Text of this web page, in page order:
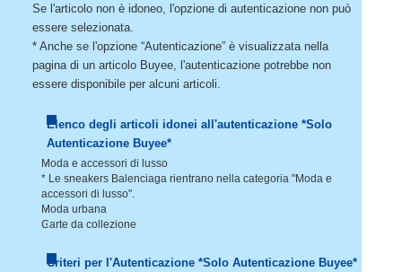
Se l'articolo non è idoneo, l'opzione di autenticazione non può
essere selezionata.
* Anche se l'opzione “Autenticazione” è visualizzata nella
pagina di un articolo Buyee, l'autenticazione potrebbe non
essere disponibile per alcuni articoli.
Elenco degli articoli idonei all'autenticazione *Solo
Autenticazione Buyee*
Moda e accessori di lusso
* Le sneakers Balenciaga rientrano nella categoria "Moda e
accessori di lusso".
Moda urbana
Carte da collezione
Criteri per l'Autenticazione *Solo Autenticazione Buyee*